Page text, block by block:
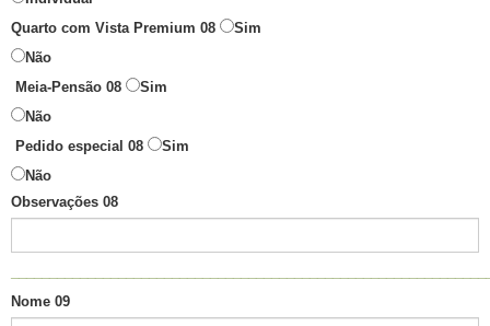
Quarto com Vista Premium 08
Sim
Não
Meia-Pensão 08
Sim
Não
Pedido especial 08
Sim
Não
Observações 08
Nome 09